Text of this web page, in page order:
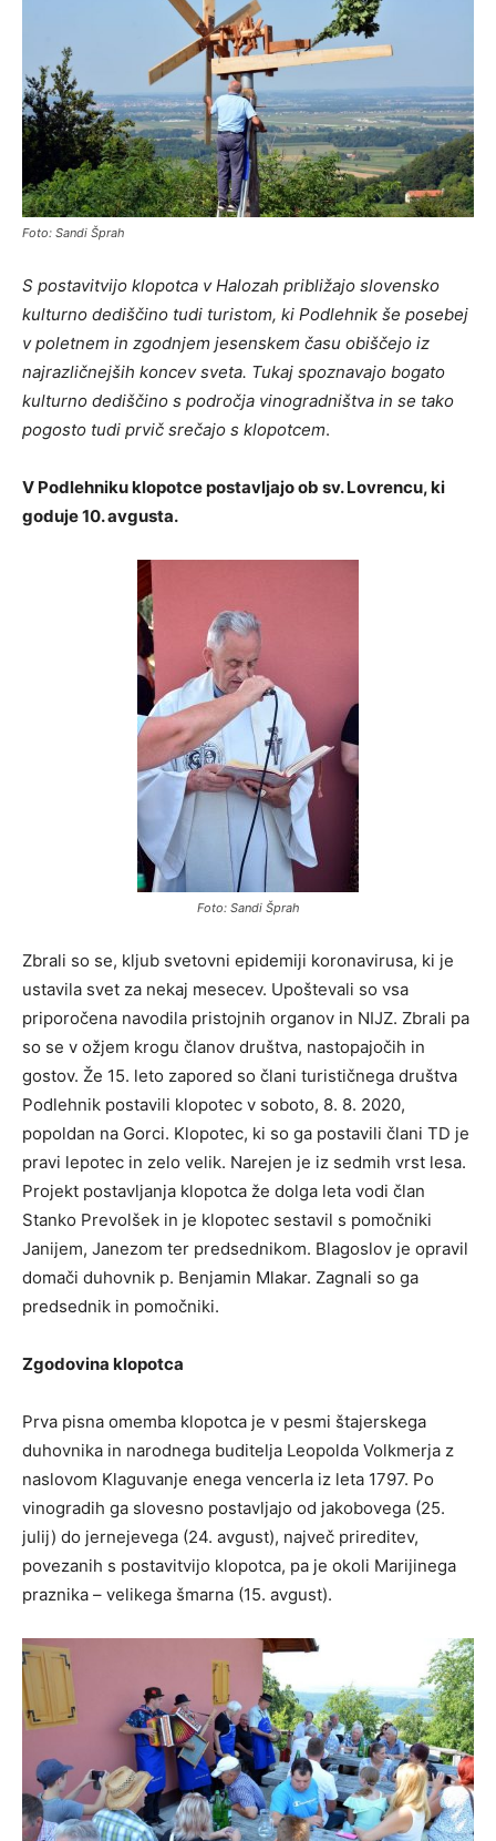
Foto: Sandi Šprah
S postavitvijo klopotca v Halozah približajo slovensko
kulturno dediščino tudi turistom, ki Podlehnik še posebej
v poletnem in zgodnjem jesenskem času obiščejo iz
najrazličnejših koncev sveta. Tukaj spoznavajo bogato
kulturno dediščino s področja vinogradništva in se tako
pogosto tudi prvič srečajo s klopotcem.
V Podlehniku klopotce postavljajo ob sv. Lovrencu, ki
goduje 10. avgusta.
Foto: Sandi Šprah
Zbrali so se, kljub svetovni epidemiji koronavirusa, ki je
ustavila svet za nekaj mesecev. Upoštevali so vsa
priporočena navodila pristojnih organov in NIJZ. Zbrali pa
so se v ožjem krogu članov društva, nastopajočih in
gostov. Že 15. leto zapored so člani turističnega društva
Podlehnik postavili klopotec v soboto, 8. 8. 2020,
popoldan na Gorci. Klopotec, ki so ga postavili člani TD je
pravi lepotec in zelo velik. Narejen je iz sedmih vrst lesa.
Projekt postavljanja klopotca že dolga leta vodi član
Stanko Prevolšek in je klopotec sestavil s pomočniki
Janijem, Janezom ter predsednikom. Blagoslov je opravil
domači duhovnik p. Benjamin Mlakar. Zagnali so ga
predsednik in pomočniki.
Zgodovina klopotca
Prva pisna omemba klopotca je v pesmi štajerskega
duhovnika in narodnega buditelja Leopolda Volkmerja z
naslovom Klaguvanje enega vencerla iz leta 1797. Po
vinogradih ga slovesno postavljajo od jakobovega (25.
julij) do jernejevega (24. avgust), največ prireditev,
povezanih s postavitvijo klopotca, pa je okoli Marijinega
praznika – velikega šmarna (15. avgust).